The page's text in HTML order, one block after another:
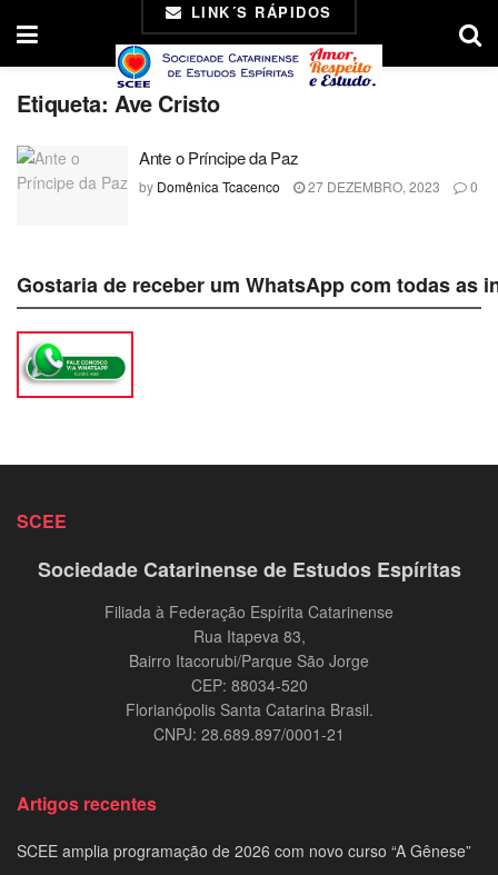
LINK´S RÁPIDOS
Etiqueta: Ave Cristo
Ante o Príncipe da Paz
by Domênica Tcacenco 27 DEZEMBRO, 2023 0
Gostaria de receber um WhatsApp com todas
SCEE
Sociedade Catarinense de Estudos Espíritas
Filiada à Federação Espírita Catarinense
Rua Itapeva 83,
Bairro Itacorubi/Parque São Jorge
CEP: 88034-520
Florianópolis Santa Catarina Brasil.
CNPJ: 28.689.897/0001-21
Artigos recentes
SCEE amplia programação de 2026 com novo curso “A Gênese”